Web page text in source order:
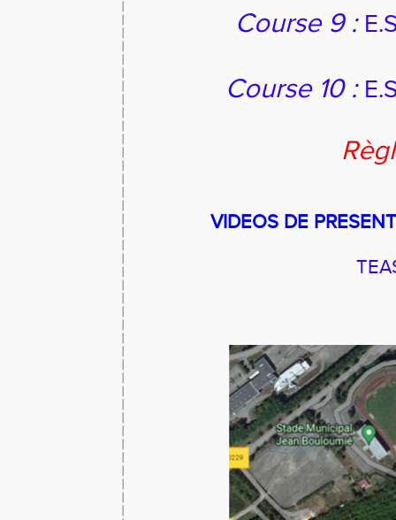
Course 9 :
Course 10 :
VIDEOS DE